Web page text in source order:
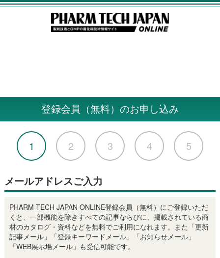
登録会員（無料）のお申し込み
1 2 3 4 5
メールアドレスご入力
PHARM TECH JAPAN ONLINE登録会員（無料）にご登録いただ
くと、一部機能を除きすべての記事ならびに、掲載されている商
材のカタログ・資料などを無料でご利用になれます。また「更新
記事メール」「登録キーワードメール」「お知らせメール」
「WEB展示場メール」も受信可能です。